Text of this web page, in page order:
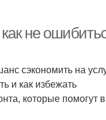
не
сэкономить на
и как избежать
которые помогут